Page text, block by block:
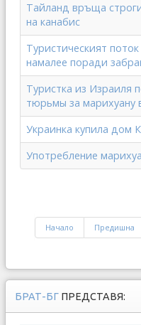
Тайланд връща
на канабис
Туристическият
намалее поради
Туристка из Израиля
тюрьмы за марихуану
Украинка купила дом
Употребление
Начало Предишна
БРАТ-БГ ПРЕДСТАВЯ: